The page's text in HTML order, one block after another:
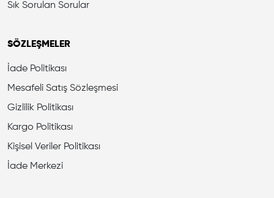
Sık Sorulan Sorular
SÖZLEŞMELER
İade Politikası
Mesafeli Satış Sözleşmesi
Gizlilik Politikası
Kargo Politikası
Kişisel Veriler Politikası
İade Merkezi